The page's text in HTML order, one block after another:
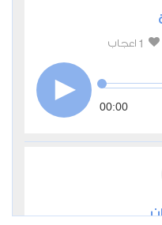
1 اعجاب
00:00